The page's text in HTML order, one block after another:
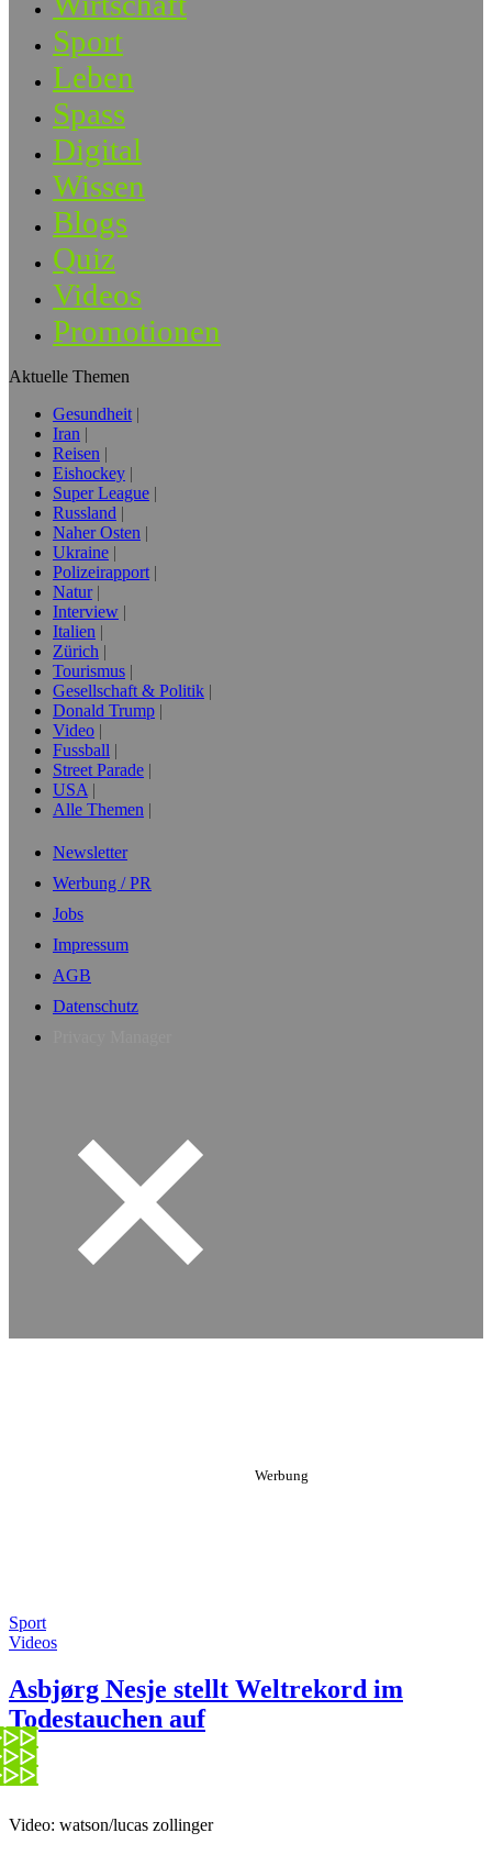
Sport
Leben
Spass
Digital
Wissen
Blogs
Quiz
Videos
Promotionen
Aktuelle Themen
Gesundheit
Iran
Reisen
Eishockey
Super League
Russland
Naher Osten
Ukraine
Polizeirapport
Natur
Interview
Italien
Zürich
Tourismus
Gesellschaft & Politik
Donald Trump
Video
Fussball
Street Parade
USA
Alle Themen
Newsletter
Werbung / PR
Jobs
Impressum
AGB
Datenschutz
Sport
Videos
Asbjørg Nesje stellt Weltrekord im
Todestauchen auf
Video: watson/lucas zollinger